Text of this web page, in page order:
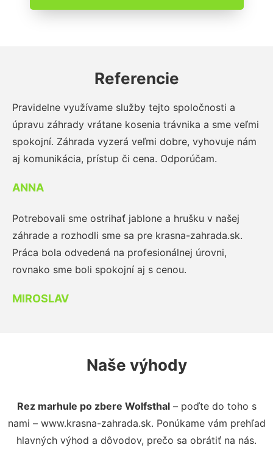
Referencie
Pravidelne využívame služby tejto spoločnosti a
úpravu záhrady vrátane kosenia trávnika a sme veľmi
spokojní. Záhrada vyzerá veľmi dobre, vyhovuje nám
aj komunikácia, prístup či cena. Odporúčam.
ANNA
Potrebovali sme ostrihať jablone a hrušku v našej
záhrade a rozhodli sme sa pre krasna-zahrada.sk.
Práca bola odvedená na profesionálnej úrovni,
rovnako sme boli spokojní aj s cenou.
MIROSLAV
Naše výhody
Rez marhule po zbere Wolfsthal– poďte do toho s
nami – www.krasna-zahrada.sk. Ponúkame vám prehľad
hlavných výhod a dôvodov, prečo sa obrátiť na nás.